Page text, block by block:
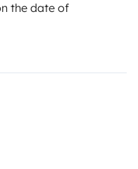
the date of